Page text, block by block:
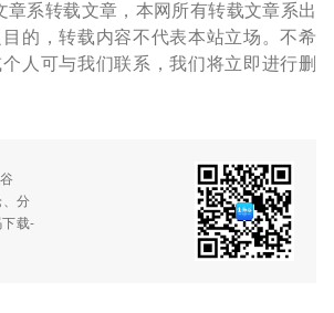
章系转载文章，本网所有转载文章系出
的，转载内容不代表本站立场。不希
人可与我们联系，我们将立即进行删
分
载-